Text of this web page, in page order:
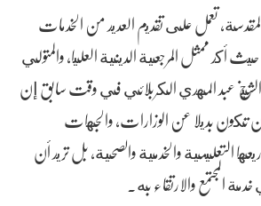
تعمل على تقديم العديد من الخدمات
ممثل المرجعية الدينية العليا، والمتولي
عبد المهدي الكربلائي في وقت سابق إن
تكون بديلا عن الوزارات، والجهات
التعليمية والخدمية والصحية، بل تريد أن
المجتمع والارتقاء به.